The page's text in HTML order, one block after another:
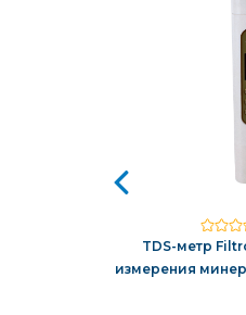
TDS-метр
измерения